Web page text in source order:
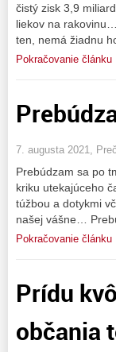
čistý zisk 3,9
liekov na
ten, nemá žiadnu
Pokračovanie článku
7. augusta 2021,
Prebúdzam sa po
kriku utekajúceho
túžbou a dotykmi
našej vášne…
Pokračovanie článku
Prídu
občania